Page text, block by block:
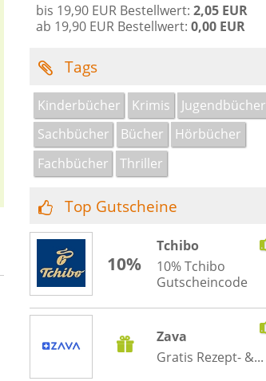
bis 19,90 EUR Bestellwert: 2,05 EUR
ab 19,90 EUR Bestellwert: 0,00 EUR
Tags
Kinderbücher Krimis
Jugendbücher
Sachbücher
Bücher
Hörbücher
Fachbücher
Thriller
Top Gutscheine
10%
Tchibo
10% Tchibo
Gutscheincode
Zava
Gratis Rezept- &...